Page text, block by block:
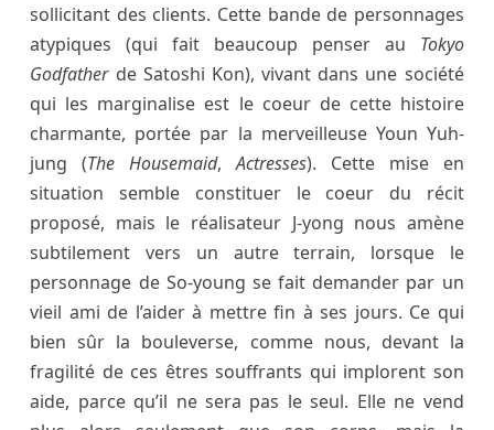
sollicitant des clients. Cette bande de personnages
atypiques (qui fait beaucoup penser au Tokyo
Godfather de Satoshi Kon), vivant dans une société
qui les marginalise est le coeur de cette histoire
charmante, portée par la merveilleuse Youn Yuh-
jung (The Housemaid,Actresses). Cette mise en
situation semble constituer le coeur du récit
proposé, mais le réalisateur J-yong nous amène
subtilement vers un autre terrain, lorsque le
personnage de So-young se fait demander par un
vieil ami de l’aider à mettre fin à ses jours. Ce qui
bien sûr la bouleverse, comme nous, devant la
fragilité de ces êtres souffrants qui implorent son
aide, parce qu’il ne sera pas le seul. Elle ne vend